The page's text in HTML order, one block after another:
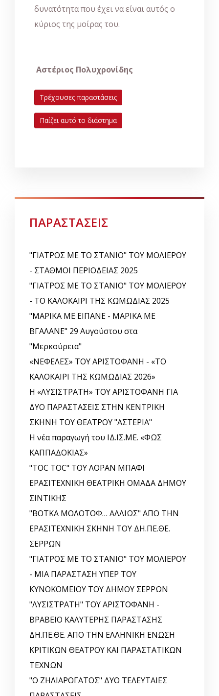
δυνατότητα που έχει να είναι αυτός ο
κύριος της μοίρας του.
Αστέριος Πολυχρονίδης
Τρέχουσες παραστάσεις
Παίζει αυτό το διάστημα
ΠΑΡΑΣΤΑΣΕΙΣ
"ΓΙΑΤΡΟΣ ΜΕ ΤΟ ΣΤΑΝΙΟ" ΤΟΥ ΜΟΛΙΕΡΟΥ
- ΣΤΑΘΜΟΙ ΠΕΡΙΟΔΕΙΑΣ 2025
"ΓΙΑΤΡΟΣ ΜΕ ΤΟ ΣΤΑΝΙΟ" ΤΟΥ ΜΟΛΙΕΡΟΥ
- ΤΟ ΚΑΛΟΚΑΙΡΙ ΤΗΣ ΚΩΜΩΔΙΑΣ 2025
"ΜΑΡΙΚΑ ΜΕ ΕΙΠΑΝΕ - ΜΑΡΙΚΑ ΜΕ
ΒΓΑΛΑΝΕ" 29 Αυγούστου στα
"Μερκούρεια"
«ΝΕΦΕΛΕΣ» ΤΟΥ ΑΡΙΣΤΟΦΑΝΗ - «ΤΟ
ΚΑΛΟΚΑΙΡΙ ΤΗΣ ΚΩΜΩΔΙΑΣ 2026»
Η «ΛΥΣΙΣΤΡΑΤΗ» ΤΟΥ ΑΡΙΣΤΟΦΑΝΗ ΓΙΑ
ΔΥΟ ΠΑΡΑΣΤΑΣΕΙΣ ΣΤΗΝ ΚΕΝΤΡΙΚΗ
ΣΚΗΝΗ ΤΟΥ ΘΕΑΤΡΟΥ "ΑΣΤΕΡΙΑ"
Η νέα παραγωγή του ΙΔ.ΙΣ.ΜΕ. «ΦΩΣ
ΚΑΠΠΑΔΟΚΙΑΣ»
"TOC TOC" ΤΟΥ ΛΟΡΑΝ ΜΠΑΦΙ
ΕΡΑΣΙΤΕΧΝΙΚΗ ΘΕΑΤΡΙΚΗ ΟΜΑΔΑ ΔΗΜΟΥ
ΣΙΝΤΙΚΗΣ
"ΒΟΤΚΑ ΜΟΛΟΤΟΦ… ΑΛΛΙΩΣ" ΑΠΟ ΤΗΝ
ΕΡΑΣΙΤΕΧΝΙΚΗ ΣΚΗΝΗ ΤΟΥ ΔΗ.ΠΕ.ΘΕ.
ΣΕΡΡΩΝ
"ΓΙΑΤΡΟΣ ΜΕ ΤΟ ΣΤΑΝΙΟ" ΤΟΥ ΜΟΛΙΕΡΟΥ
- ΜΙΑ ΠΑΡΑΣΤΑΣΗ ΥΠΕΡ ΤΟΥ
ΚΥΝΟΚΟΜΕΙΟΥ ΤΟΥ ΔΗΜΟΥ ΣΕΡΡΩΝ
"ΛΥΣΙΣΤΡΑΤΗ" ΤΟΥ ΑΡΙΣΤΟΦΑΝΗ -
ΒΡΑΒΕΙΟ ΚΑΛΥΤΕΡΗΣ ΠΑΡΑΣΤΑΣΗΣ
ΔΗ.ΠΕ.ΘΕ. ΑΠΟ ΤΗΝ ΕΛΛΗΝΙΚΗ EΝΩΣΗ
ΚΡΙΤΙΚΩΝ ΘΕΑΤΡΟΥ ΚΑΙ ΠΑΡΑΣΤΑΤΙΚΩΝ
ΤΕΧΝΩΝ
"Ο ΖΗΛΙΑΡΟΓΑΤΟΣ" ΔΥΟ ΤΕΛΕΥΤΑΙΕΣ